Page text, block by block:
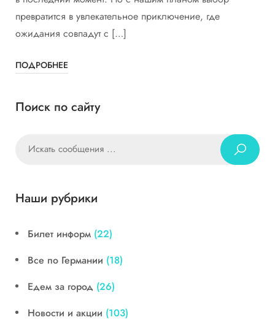
превратится в увлекательное приключение, где
ожидания совпадут с […]
ПОДРОБНЕЕ
Поиск по сайту
Наши рубрики
Билет информ (22)
Все по Германии (18)
Едем за город (26)
Новости и акции (103)